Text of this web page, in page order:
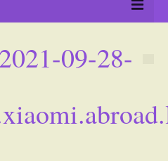
09-28-